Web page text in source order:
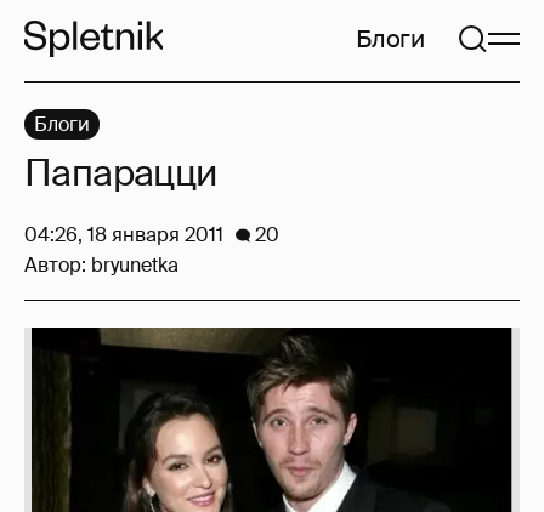
Блоги
Блоги
Папарацци
04:26, 18 января 2011
20
Автор: bryunetka